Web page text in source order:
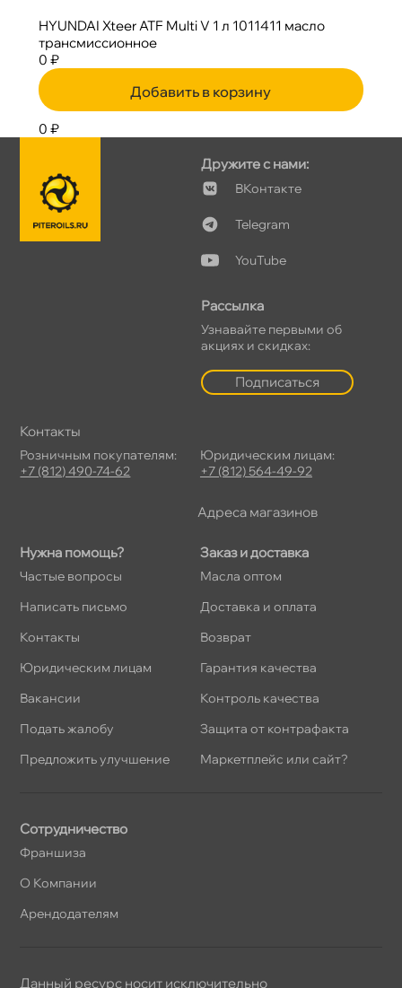
HYUNDAI Xteer ATF Multi V 1 л 1011411 масло
трансмиссионное
0 ₽
Добавить в корзину
0 ₽
Нужна помощь?
Частые вопросы
Написать письмо
Контакты
Юридическим лицам
акансии
Подать жалобу
Предложить улучшение
Заказ и доставка
Масла оптом
Доставка и оплата
озврат
Гарантия качества
Контроль качества
Защита от контрафакта
Маркетплейс или сайт?
Дружите с нами:
Контакте
Telegram
YouTube
Рассылка
Узнавайте первыми о
акциях и скидках:
Подписаться
Сотрудничество
Франшиза
О Компании
Арендодателям
Контакты
Розничным покупателям:
+7 (812) 490-74-62
Юридическим лицам:
+7 (812) 564-49-92
Адреса магазино
Данный ресурс носит исключительно